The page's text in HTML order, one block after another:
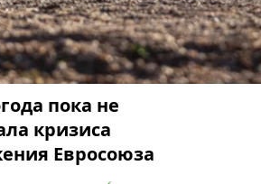
пока не
кризиса
Евросоюза